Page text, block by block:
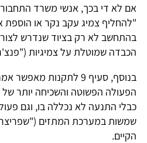
אם לא די בכך, אנשי משרד
"להחליף צמיג עקב נקר או הוספת
בהתחשב לא רק בציוד שנדרש
הכבדה שמוטלת על צמיגיות
בנוסף, סעיף 9 לתקנות
הפעולה הפשוטה והשכיחה יותר
כבלי התנעה לא נכללה בו, וגם
שמשות במערכת המתזים
הקיים.